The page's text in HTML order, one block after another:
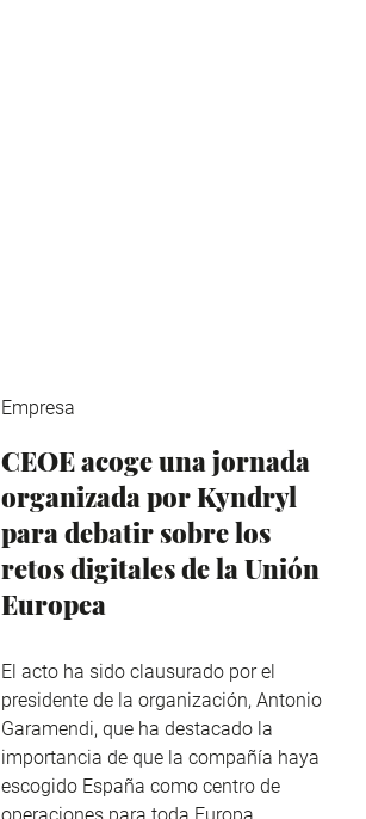
Empresa
CEOE acoge una jornada
organizada por Kyndryl
para debatir sobre los
retos digitales de la Unión
Europea
El acto ha sido clausurado por el
presidente de la organización, Antonio
Garamendi, que ha destacado la
importancia de que la compañía haya
escogido España como centro de